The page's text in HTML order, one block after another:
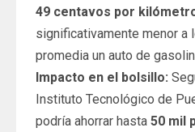
49 centavos por
significativamente menor a
promedia un auto de
Impacto en el bolsillo:
Instituto Tecnológico de
podría ahorrar hasta 50 mil